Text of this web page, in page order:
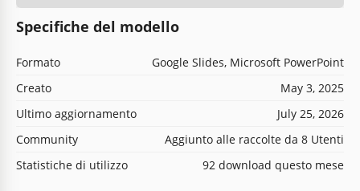
Specifiche del modello
Formato
Google Slides, Microsoft PowerPoint
Creato
May 3, 2025
Ultimo aggiornamento
July 25, 2026
Community
Aggiunto alle raccolte da 8 Utenti
Statistiche di utilizzo
92 download questo mese